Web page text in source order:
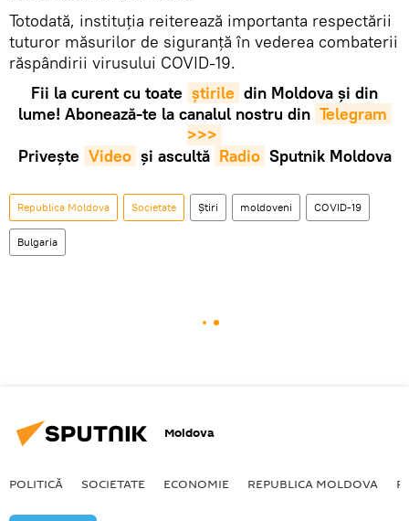
Totodată, instituția reiterează importanta respectării
tuturor măsurilor de siguranță în vederea combaterii
răspândirii virusului COVID-19.
Fii la curent cu toate știrile din Moldova și din
lume! Abonează-te la canalul nostru din Telegram
>>>
Privește Video și ascultă Radio Sputnik Moldova
Republica Moldova Societate Știri moldoveni COVID-19
Bulgaria
Moldova
POLITICĂ SOCIETATE ECONOMIE REPUBLICA MOLDOVA